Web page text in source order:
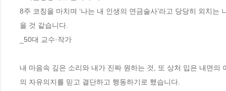
8주 코칭을 마치며 ‘나는 내 인생의 연금술사’라고 당당히 외치
을 것 같습니다.
_50대 교수·작가
내 마음속 깊은 소리와 내가 진짜 원하는 것, 또 상처 입은 내면
의 자유의지를 믿고 결단하고 행동하기로 했습니다.